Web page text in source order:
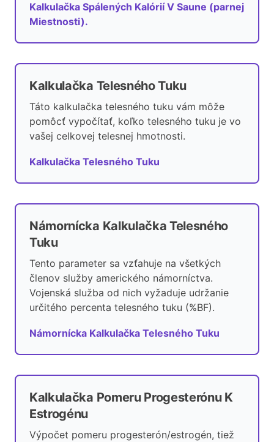
Kalkulačka Spálených Kalórií V Saune (parnej
Miestnosti).
Kalkulačka Telesného Tuku
Táto kalkulačka telesného tuku vám môže
pomôcť vypočítať, koľko telesného tuku je vo
vašej celkovej telesnej hmotnosti.
Kalkulačka Telesného Tuku
Námornícka Kalkulačka Telesného
Tuku
Tento parameter sa vzťahuje na všetkých
členov služby amerického námorníctva.
Vojenská služba od nich vyžaduje udržanie
určitého percenta telesného tuku (%BF).
Námornícka Kalkulačka Telesného Tuku
Kalkulačka Pomeru Progesterónu K
Estrogénu
Výpočet pomeru progesterón/estrogén, tiež